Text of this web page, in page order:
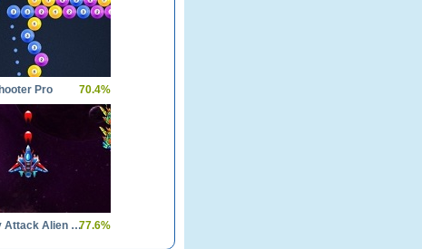
Pro 70.4%
Galaxy Attack Alien Shooter77.6%